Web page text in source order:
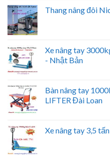
Thang nâng đôi
Xe nâng tay
- Nhật Bản
Bàn nâng tay
LIFTER Đài Loan
Xe nâng tay 3,5